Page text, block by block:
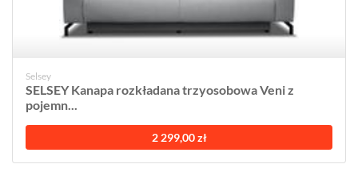
Selsey
SELSEY Kanapa rozkładana trzyosobowa Veni z
pojemn...
2 299,00 zł